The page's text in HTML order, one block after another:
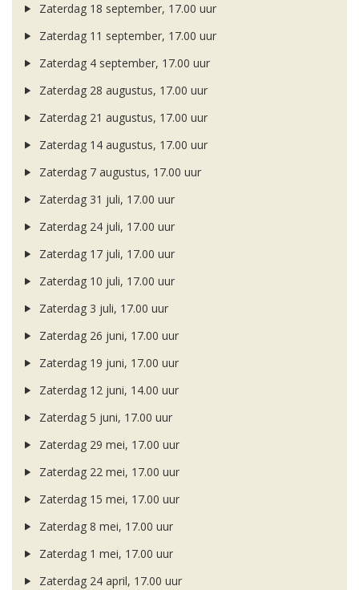
Zaterdag 18 september, 17.00 uur
Zaterdag 11 september, 17.00 uur
Zaterdag 4 september, 17.00 uur
Zaterdag 28 augustus, 17.00 uur
Zaterdag 21 augustus, 17.00 uur
Zaterdag 14 augustus, 17.00 uur
Zaterdag 7 augustus, 17.00 uur
Zaterdag 31 juli, 17.00 uur
Zaterdag 24 juli, 17.00 uur
Zaterdag 17 juli, 17.00 uur
Zaterdag 10 juli, 17.00 uur
Zaterdag 3 juli, 17.00 uur
Zaterdag 26 juni, 17.00 uur
Zaterdag 19 juni, 17.00 uur
Zaterdag 12 juni, 14.00 uur
Zaterdag 5 juni, 17.00 uur
Zaterdag 29 mei, 17.00 uur
Zaterdag 22 mei, 17.00 uur
Zaterdag 15 mei, 17.00 uur
Zaterdag 8 mei, 17.00 uur
Zaterdag 1 mei, 17.00 uur
Zaterdag 24 april, 17.00 uur